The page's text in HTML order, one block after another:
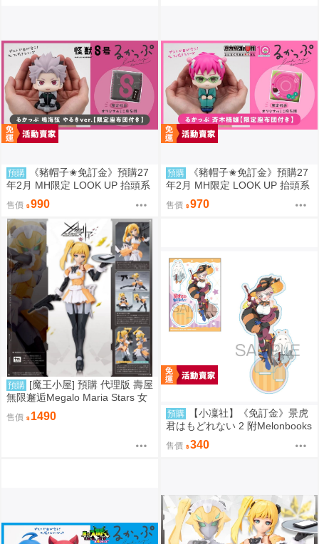
預購
《豬帽子✬免訂金》預購27
年2月 MH限定 LOOK UP 抬頭系
列 怪獸8號 鳴海弦 戰鬥版 附特典
0812
售價 990
預購
《豬帽子✬免訂金》預購27
年2月 MH限定 LOOK UP 抬頭系
列 齊木楠雄的災難 齊木楠雄 附
特典 0812
售價 970
預購 [魔王小屋] 預購 代理版 壽屋
無限邂逅Megalo Maria Stars 女
僕服Ver. 組裝模型
售價 1490 預購
【小凜社】《免訂金》景虎
君はもどれない 2 附Melonbooks
特典
售價 340